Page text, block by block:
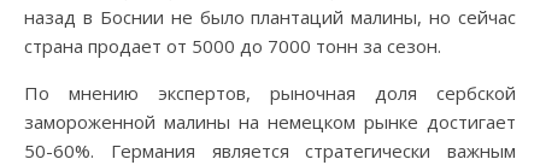
назад в Боснии не было плантаций малины, но сейчас
страна продает от 5000 до 7000 тонн за сезон.
По мнению экспертов, рыночная доля сербской
замороженной малины на немецком рынке достигает
50-60%. Германия является стратегически важным